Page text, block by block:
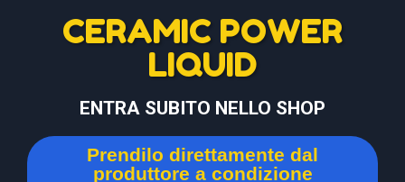
CERAMIC POWER
LIQUID
ENTRA SUBITO NELLO SHOP
Prendilo direttamente dal
produttore a condizione